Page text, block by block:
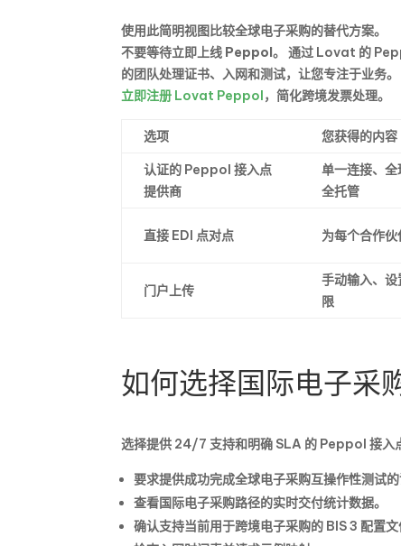
使用此简明视图比较全球电子采购的替代方案。
不要等待立即上线 Peppol。
通过 Lovat 的
的团队处理证书、入网和测试，让您专注于业务。
立即注册 Lovat Peppol，简化跨境发票处理。
选项 您获得的内容
认证的 Peppol 接入点
提供商
单一连接、
全托管
直接 EDI 点对点 为每个合作
门户上传
手动输入、
限
如何选择国际电子采
选择提供 24/7 支持和明确 SLA 的 Peppol 接入
要求提供成功完成全球电子采购互操作性测试的
查看国际电子采购路径的实时交付统计数据。
确认支持当前用于跨境电子采购的 BIS 3 配置文